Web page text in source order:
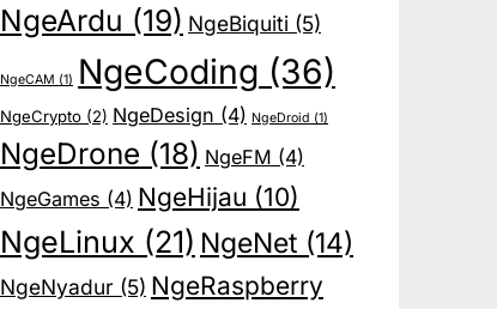
NgeArdu (19) NgeBiquiti (5)
NgeCAM (1) NgeCoding (36)
NgeCrypto(2) NgeDesign (4) NgeDroid (1)
NgeDrone (18) NgeFM (4)
NgeGames (4) NgeHijau (10)
NgeLinux (21) NgeNet (14)
NgeNyadur(5) NgeRaspberry